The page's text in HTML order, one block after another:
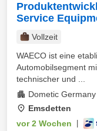
Service
Vollzeit
WAECO ist eine
Automobilsegment
technischer und ...
Dometic
Emsdetten
vor 2 Wochen